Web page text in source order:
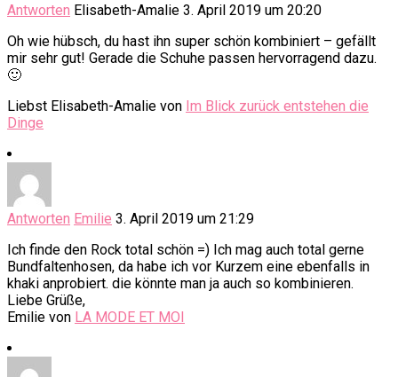
Antworten Elisabeth-Amalie 3. April 2019 um 20:20
Oh wie hübsch, du hast ihn super schön kombiniert – gefällt
mir sehr gut! Gerade die Schuhe passen hervorragend dazu.
🙂
Liebst Elisabeth-Amalie von Im Blick zurück entstehen die
Dinge
Antworten Emilie 3. April 2019 um 21:29
Ich finde den Rock total schön =) Ich mag auch total gerne
Bundfaltenhosen, da habe ich vor Kurzem eine ebenfalls in
khaki anprobiert. die könnte man ja auch so kombinieren.
Liebe Grüße,
Emilie von LA MODE ET MOI